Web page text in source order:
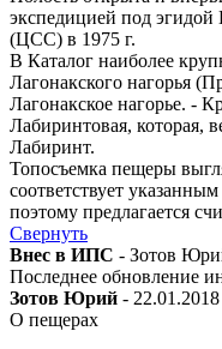
экспедицией под эгидой
(ЦСС) в 1975 г.
В Каталог наиболее
Лагонакского нагорья
Лагонакское нагорье. -
Лабиринтовая, которая,
Лабиринт.
Топосъемка пещеры
соответствует
поэтому предлагается
Свернуть
Внес в ИПС - Зотов
Последнее обновление
Зотов Юрий -
О пещерах